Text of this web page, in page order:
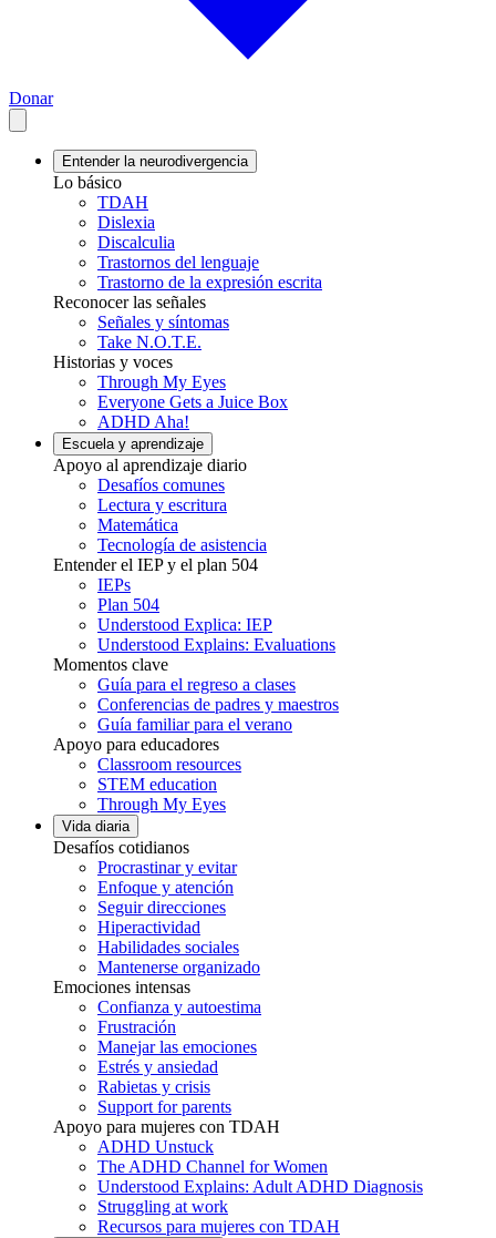
Donar
Entender la neurodivergencia
Lo básico
TDAH
Dislexia
Discalculia
Trastornos del lenguaje
Trastorno de la expresión escrita
Reconocer las señales
Señales y síntomas
Take N.O.T.E.
Historias y voces
Through My Eyes
Everyone Gets a Juice Box
ADHD Aha!
Escuela y aprendizaje
Apoyo al aprendizaje diario
Desafíos comunes
Lectura y escritura
Matemática
Tecnología de asistencia
Entender el IEP y el plan 504
IEPs
Plan 504
Understood Explica: IEP
Understood Explains: Evaluations
Momentos clave
Guía para el regreso a clases
Conferencias de padres y maestros
Guía familiar para el verano
Apoyo para educadores
Classroom resources
STEM education
Through My Eyes
Vida diaria
Desafíos cotidianos
Procrastinar y evitar
Enfoque y atención
Seguir direcciones
Hiperactividad
Habilidades sociales
Mantenerse organizado
Emociones intensas
Confianza y autoestima
Frustración
Manejar las emociones
Estrés y ansiedad
Rabietas y crisis
Support for parents
Apoyo para mujeres con TDAH
ADHD Unstuck
The ADHD Channel for Women
Understood Explains: Adult ADHD Diagnosis
Struggling at work
Recursos para mujeres con TDAH